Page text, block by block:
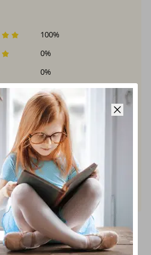
0%
0%
0%
0%
100%
Pridať recenziu